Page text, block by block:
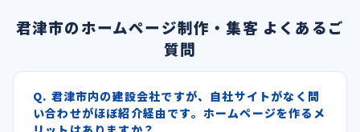
君津市のホームページ制作・集客 よくあるご
質問
Q. 君津市内の建設会社ですが、自社サイトがなく問
い合わせがほぼ紹介経由です。ホームページを作るメ